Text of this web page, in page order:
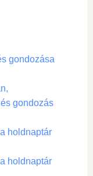
gondozása
gondozás
holdnaptár
holdnaptár